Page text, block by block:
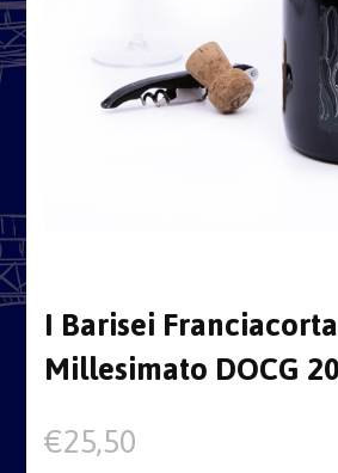
I Barisei
Millesimato DOCG
€25,50